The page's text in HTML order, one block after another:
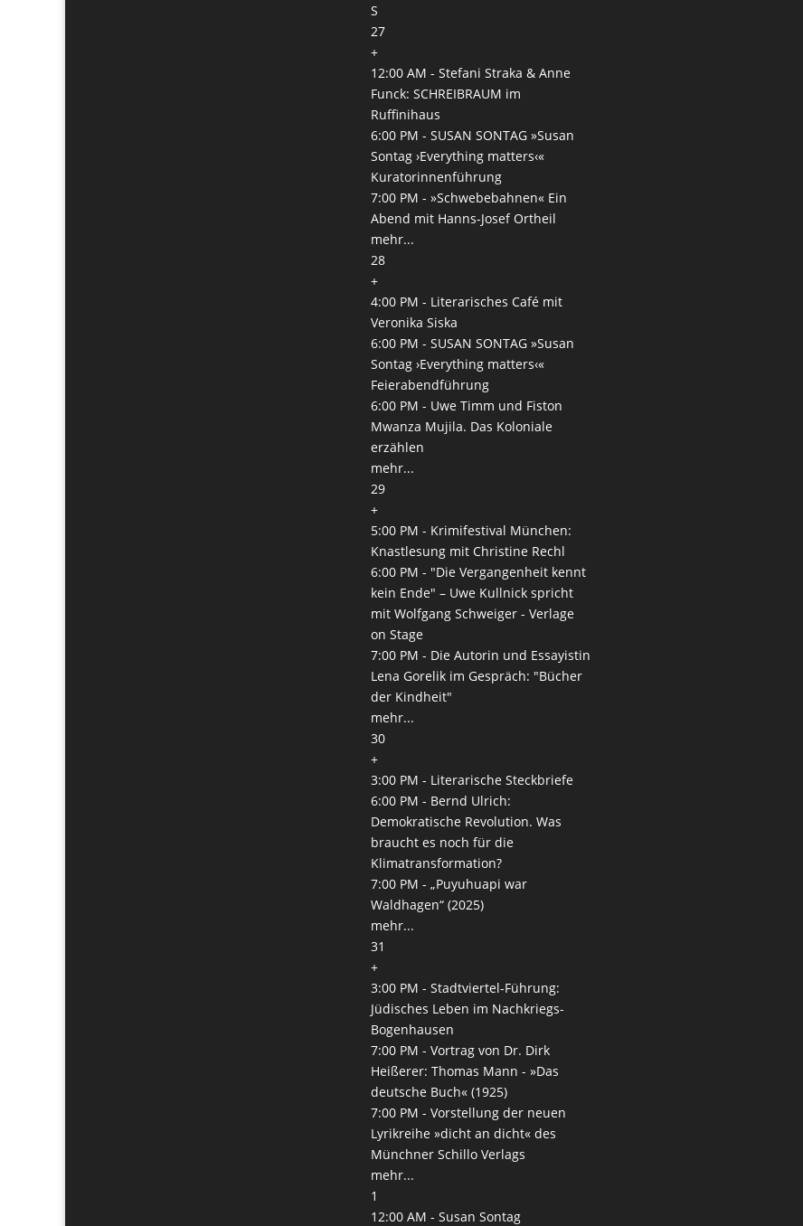
S
27
+
12:00 AM -Stefani Straka & Anne
Funck: SCHREIBRAUM im
Ruffinihaus
6:00 PM -SUSAN SONTAG »Susan
Sontag ›Everything matters‹«
Kuratorinnenführung
7:00 PM -»Schwebebahnen« Ein
Abend mit Hanns-Josef Ortheil
mehr...
28
+
4:00 PM - Literarisches Café mit
Veronika Siska
6:00 PM -SUSAN SONTAG »Susan
Sontag ›Everything matters‹«
Feierabendführung
6:00 PM - Uwe Timm und Fiston
Mwanza Mujila. Das Koloniale
erzählen
mehr...
29
+
5:00 PM - Krimifestival München:
Knastlesung mit Christine Rechl
6:00 PM - "Die Vergangenheit kennt
kein Ende" – Uwe Kullnick spricht
mit Wolfgang Schweiger - Verlage
on Stage
7:00 PM - Die Autorin und Essayistin
Lena Gorelik im Gespräch: "Bücher
der Kindheit"
mehr...
30
+
3:00 PM - Literarische Steckbriefe
6:00 PM - Bernd Ulrich:
Demokratische Revolution. Was
braucht es noch für die
Klimatransformation?
7:00 PM -„Puyuhuapi war
Waldhagen“ (2025)
mehr...
31
+
3:00 PM -Stadtviertel-Führung:
Jüdisches Leben im Nachkriegs-
Bogenhausen
7:00 PM -Vortrag von Dr. Dirk
Heißerer: Thomas Mann - »Das
deutsche Buch« (1925)
7:00 PM -Vorstellung der neuen
Lyrikreihe »dicht an dicht« des
Münchner Schillo Verlags
mehr...
1
12:00 AM -Susan Sontag